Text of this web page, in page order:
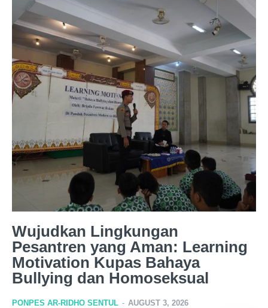
Wujudkan Lingkungan
Pesantren yang Aman: Learning
Motivation Kupas Bahaya
Bullying dan Homoseksual
PONPES AR-RIDHO SENTUL - AUGUST 3, 2026